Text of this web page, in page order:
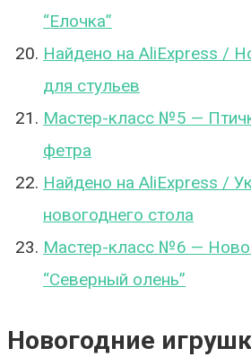
“Елочка”
Найдено на AliExpress /
для стульев
Мастер-класс №5 —
фетра
Найдено на AliExpress /
новогоднего стола
Мастер-класс №6 —
“Северный олень”
Новогодние